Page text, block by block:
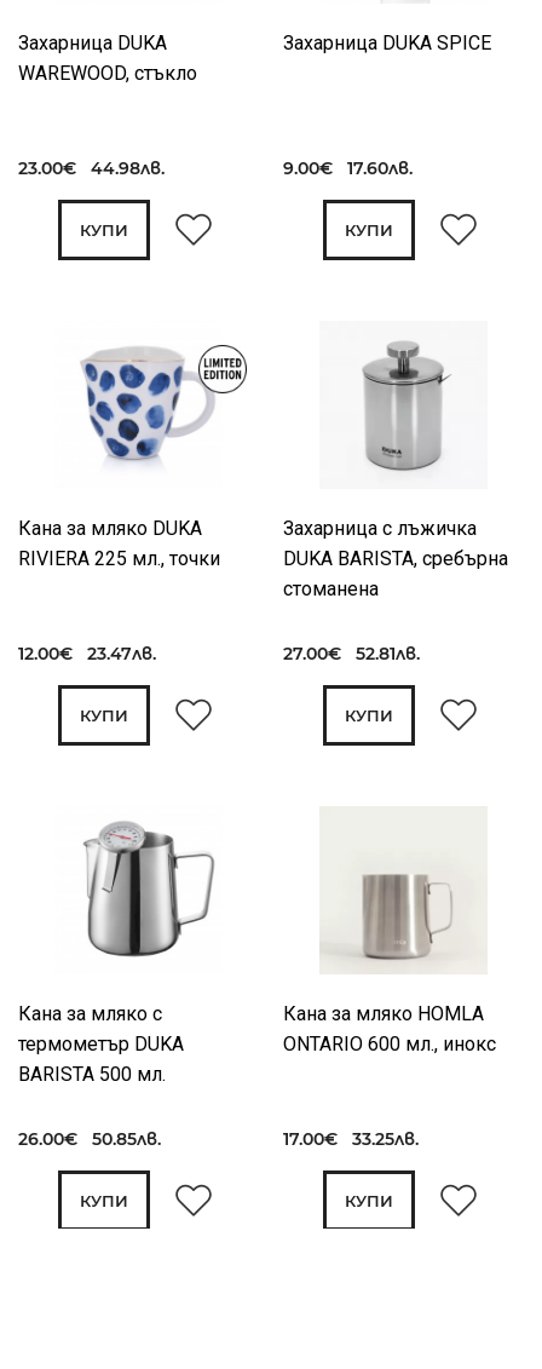
Захарница DUKA
WAREWOOD, стъкло
23.00€ 44.98лв.
КУПИ
Захарница DUKA SPICE
9.00€ 17.60лв.
КУПИ
Кана за мляко DUKA
RIVIERA 225 мл., точки
12.00€ 23.47лв.
КУПИ
Захарница с лъжичка
DUKA BARISTA, сребърна
стоманена
27.00€ 52.81лв.
КУПИ
Кана за мляко с
термометър DUKA
BARISTA 500 мл.
26.00€ 50.85лв.
КУПИ
Кана за мляко HOMLA
ONTARIO 600 мл., инокс
17.00€ 33.25лв.
КУПИ